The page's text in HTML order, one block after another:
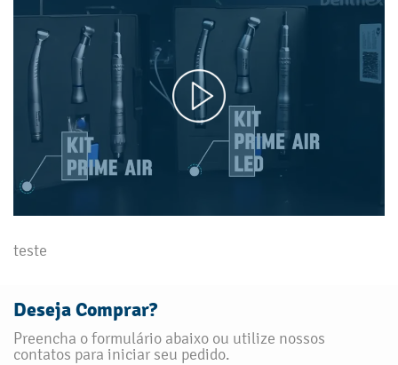
teste
Deseja Comprar?
Preencha o formulário abaixo ou utilize nossos
contatos para iniciar seu pedido.